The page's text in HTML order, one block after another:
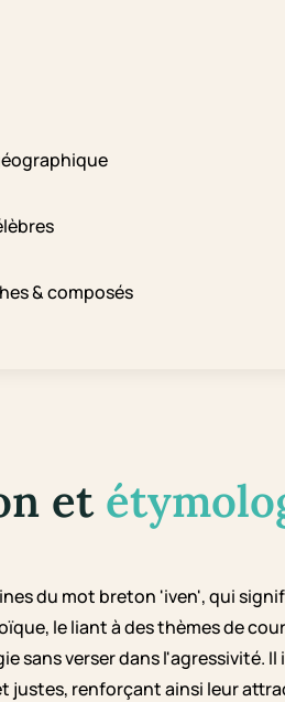
& composés
et
du mot breton 'iven', qui
le liant à des thèmes de
sans verser dans
justes, renforçant ainsi leur